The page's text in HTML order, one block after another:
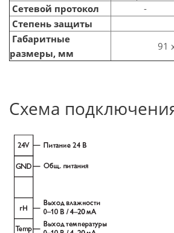
Сетевой протокол
-
Степень защиты
Габаритные
размеры, мм
91
Схема